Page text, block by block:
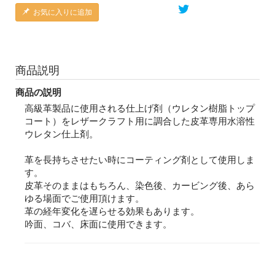
お気に入りに追加
商品説明
商品の説明
高級革製品に使用される仕上げ剤（ウレタン樹脂トップ
コート）をレザークラフト用に調合した皮革専用水溶性
ウレタン仕上剤。
革を長持ちさせたい時にコーティング剤として使用しま
す。
皮革そのままはもちろん、染色後、カービング後、あら
ゆる場面でご使用頂けます。
革の経年変化を遅らせる効果もあります。
吟面、コバ、床面に使用できます。